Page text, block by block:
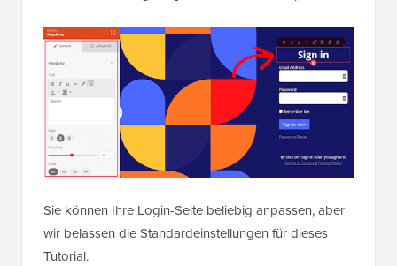
Sie können Ihre Login-Seite beliebig anpassen, aber
wir belassen die Standardeinstellungen für dieses
Tutorial.